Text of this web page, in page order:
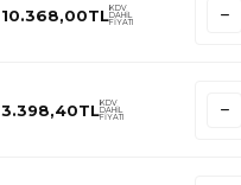
10.368,00TLKDV
DAHİL
FİYATI
3.398,40TLKDV
DAHİL
FİYATI